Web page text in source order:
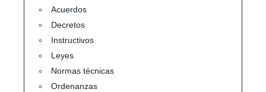
Acuerdos
Decretos
Instructivos
Leyes
Normas técnicas
Ordenanzas